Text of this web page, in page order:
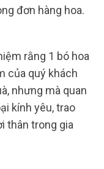
đơn hàng hoa.
rằng 1 bó hoa
của quý khách
nhưng mà quan
kính yêu, trao
thân trong gia